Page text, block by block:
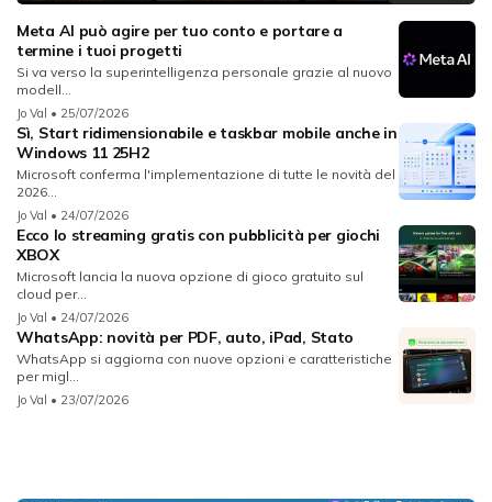
Meta AI può agire per tuo conto e portare a
termine i tuoi progetti
Si va verso la superintelligenza personale grazie al nuovo
modell...
Jo Val • 25/07/2026
Sì, Start ridimensionabile e taskbar mobile anche in
Windows 11 25H2
Microsoft conferma l'implementazione di tutte le novità del
2026...
Jo Val • 24/07/2026
Ecco lo streaming gratis con pubblicità per giochi
XBOX
Microsoft lancia la nuova opzione di gioco gratuito sul
cloud per...
Jo Val • 24/07/2026
WhatsApp: novità per PDF, auto, iPad, Stato
WhatsApp si aggiorna con nuove opzioni e caratteristiche
per migl...
Jo Val • 23/07/2026